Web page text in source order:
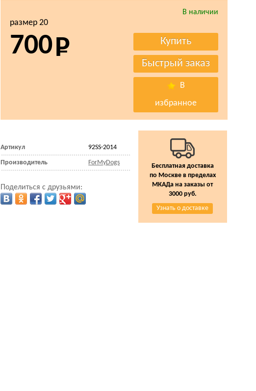
В наличии
размер 20
700
В
избранное
Артикул 92SS-2014
Производитель ForMyDogs
Поделиться с друзьями:
Бесплатная доставка
по Москве в пределах
МКАДа на заказы от
3000 руб.
Узнать о доставке